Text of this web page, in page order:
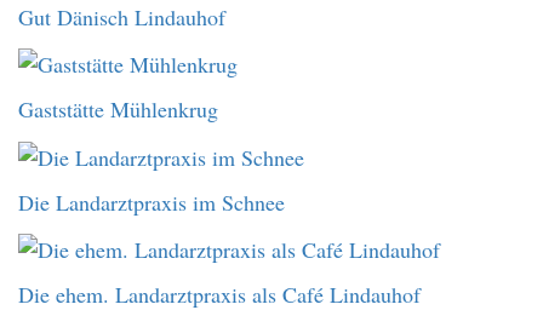
Gut Dänisch Lindauhof
Gaststätte Mühlenkrug
Die Landarztpraxis im Schnee
Die ehem. Landarztpraxis als Café Lindauhof